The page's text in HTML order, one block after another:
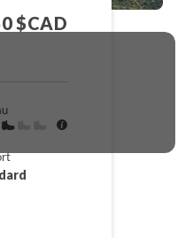
$CAD